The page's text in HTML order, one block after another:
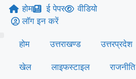
होम ई पेपर
वीडियो
लॉग इन करें
होम उत्तराखण्ड उत्तरप्रदेश
खेल लाइफस्‍टाइल राजनीति